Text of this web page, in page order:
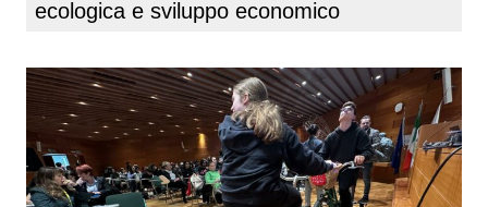
ecologica e sviluppo economico